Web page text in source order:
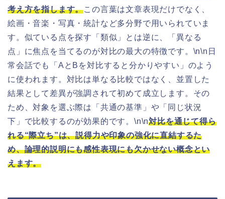
考え方を指します。この言葉は文章表現だけでなく、
絵画・音楽・写真・統計など多分野で用いられていま
す。似ている点を探す「類似」とは逆に、「異なる
点」に焦点を当てるのが対比の最大の特徴です。\n\n日
常会話でも「AとBを対比すると分かりやすい」のよう
に使われます。対比は単なる比較ではなく、並置した
結果として差異が強調されて初めて成立します。その
ため、対象を選ぶ際は「共通の基準」や「同じ状況
下」で比較するのが効果的です。\n\n対比を通じて得ら
れる“際立ち”は、説得力や印象の強化に直結するた
め、論理的説明にも感性表現にも欠かせない概念とい
えます。